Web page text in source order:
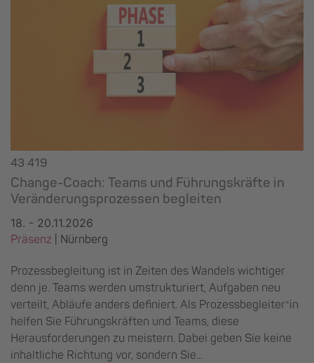
43 419
Change-Coach: Teams und Führungskräfte in
Veränderungsprozessen begleiten
18. - 20.11.2026
Präsenz
Nürnberg
Prozessbegleitung ist in Zeiten des Wandels wichtiger
denn je. Teams werden umstrukturiert, Aufgaben neu
verteilt, Abläufe anders definiert. Als Prozessbegleiter*in
helfen Sie Führungskräften und Teams, diese
Herausforderungen zu meistern. Dabei geben Sie keine
inhaltliche Richtung vor, sondern Sie...